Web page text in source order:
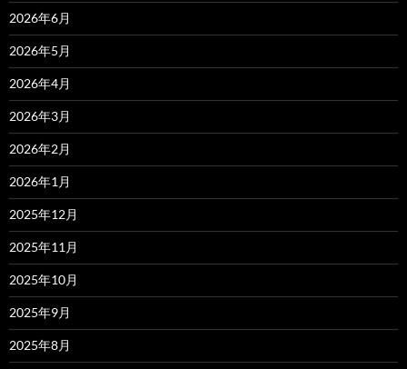
2026年6月
2026年5月
2026年4月
2026年3月
2026年2月
2026年1月
2025年12月
2025年11月
2025年10月
2025年9月
2025年8月